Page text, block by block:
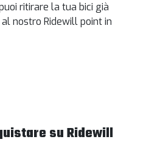
ritirare la tua bici già
nostro Ridewill point in
su Ridewill